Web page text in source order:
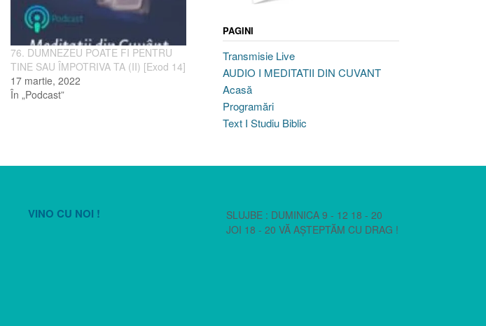
76. DUMNEZEU POATE FI PENTRU
TINE SAU ÎMPOTRIVA TA (II) [Exod 14]
17 martie, 2022
În „Podcast”
PAGINI
Transmisie Live
AUDIO I MEDITATII DIN CUVANT
Acasă
Programări
Text I Studiu Biblic
VINO CU NOI !
SLUJBE : DUMINICA 9 - 12 18 - 20
JOI 18 - 20 VĂ AȘTEPTĂM CU DRAG !